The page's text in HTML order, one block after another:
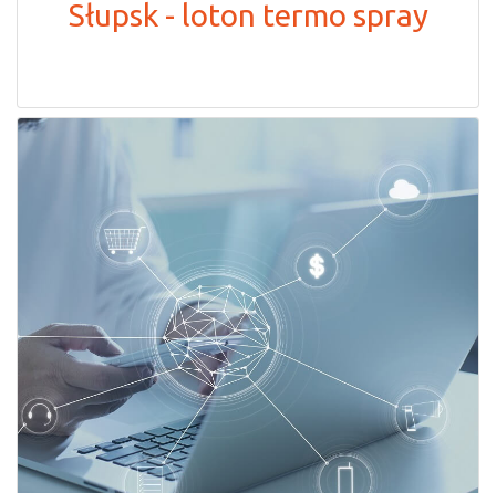
Słupsk - loton termo spray